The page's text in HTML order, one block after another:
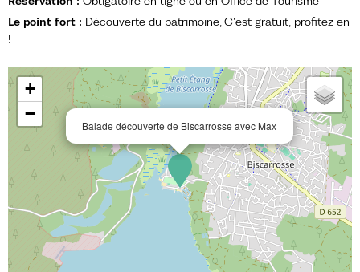
Le point fort : Découverte du patrimoine C'est gratuit, profitez en
!
Balade découverte de Biscarrosse avec Max
+
−